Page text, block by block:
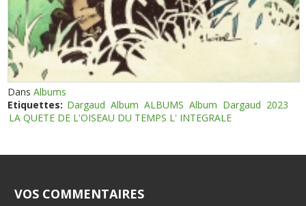
DansAlbums
Etiquettes: Dargaud Album ALBUMS Album Dargaud 2023
LA QUETE DE L'OISEAU DU TEMPS L' INTEGRALE
VOS COMMENTAIRES